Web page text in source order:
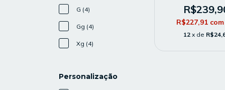
G (4)
Gg (4)
Xg (4)
Personalização
Branca
R$227,91 com
12 x de